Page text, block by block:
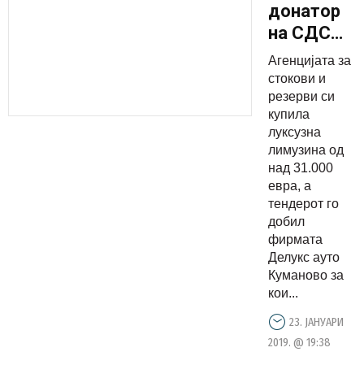
донатор
на СДСМ,
„ДЕЛУКС“
Куманово
со нов
тендер за
луксузна
лимузина
Агенцијата за
стокови и
резерви си
купила
луксузна
лимузина од
над 31.000
евра, а
тендерот го
добил
фирмата
Делукс ауто
Куманово за
кои...
23. ЈАНУАРИ
2019. @ 19:38